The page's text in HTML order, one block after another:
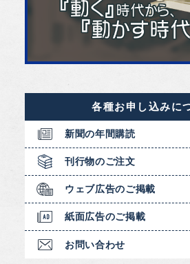
各種お申し込みに
新聞の年間購読
刊行物のご注文
ウェブ広告のご掲載
紙面広告のご掲載
お問い合わせ